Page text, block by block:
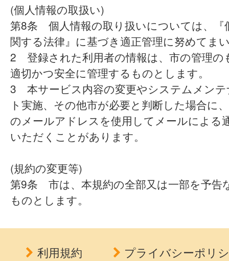
(個人情報の取扱い)
第8条 個人情報の取り扱いについては、『
関する法律』に基づき適正管理に努めてま
2 登録された利用者の情報は、市の管理の
適切かつ安全に管理するものとします。
3 本サービス内容の変更やシステムメン
ト実施、その他市が必要と判断した場合に
のメールアドレスを使用してメールによる
いただくことがあります。
(規約の変更等)
第9条 市は、本規約の全部又は一部を予告
ものとします。
利用規約
プライバシーポリ